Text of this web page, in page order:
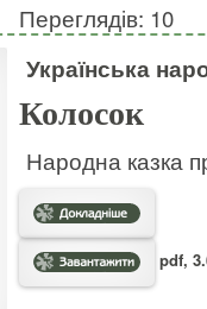
Переглядів: 10
Українська
Колосок
Народна казка
pdf,